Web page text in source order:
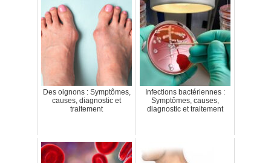
Des oignons : Symptômes,
causes, diagnostic et
traitement
Infections bactériennes :
Symptômes, causes,
diagnostic et traitement